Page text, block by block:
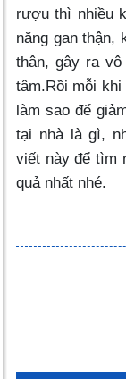
rượu thì nhiều
năng gan thận,
thân, gây ra
tâm.Rồi mỗi
làm sao để
tại nhà là gì,
viết này để tìm
quả nhất nhé.